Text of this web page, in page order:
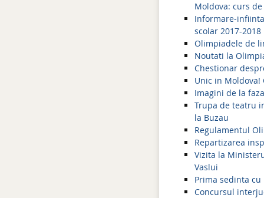
Moldova: curs
Informare-
scolar 2017-2018
Olimpiadele de
Noutati la
Chestionar
Unic in Moldova!
Imagini de la
Trupa de teatru
la Buzau
Regulamentul
Repartizarea
Vizita la
Vaslui
Prima sedinta
Concursul